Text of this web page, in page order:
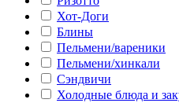
Хот-Доги
Блины
Пельмени/вареники
Пельмени/хинкали
Сэндвичи
Холодные блюда и